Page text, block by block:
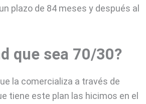
plazo de 84 meses y después al
que sea 70/30?
la comercializa a través de
tiene este plan las hicimos en el